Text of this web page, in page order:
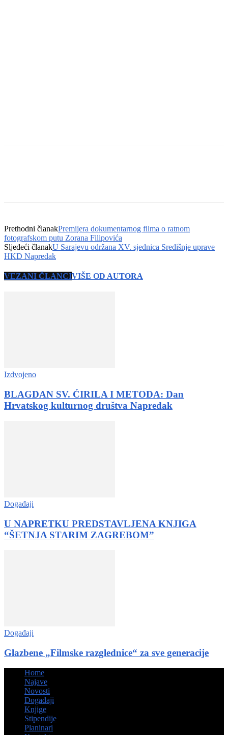
Prethodni članakPremijera dokumentarnog filma o ratnom
fotografskom putu Zorana Filipovića
Sljedeći članakU Sarajevu održana XV. sjednica Središnje uprave
HKD Napredak
VEZANI ČLANCIVIŠE OD AUTORA
Izdvojeno
BLAGDAN SV. ĆIRILA I METODA: Dan
Hrvatskog kulturnog društva Napredak
Događaji
U NAPRETKU PREDSTAVLJENA KNJIGA
“ŠETNJA STARIM ZAGREBOM”
Događaji
Glazbene „Filmske razglednice“ za sve generacije
Home
Najave
Novosti
Događaji
Knjige
Stipendije
Planinari